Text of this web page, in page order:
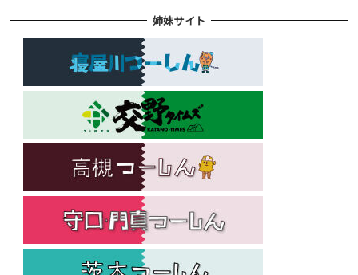
姉妹サイト